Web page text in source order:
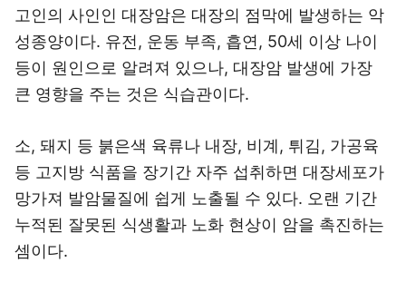
고인의 사인인 대장암은 대장의 점막에 발생하는 악
성종양이다. 유전, 운동 부족, 흡연, 50세 이상 나이
등이 원인으로 알려져 있으나, 대장암 발생에 가장
큰 영향을 주는 것은 식습관이다.
소, 돼지 등 붉은색 육류나 내장, 비계, 튀김, 가공육
등 고지방 식품을 장기간 자주 섭취하면 대장세포가
망가져 발암물질에 쉽게 노출될 수 있다. 오랜 기간
누적된 잘못된 식생활과 노화 현상이 암을 촉진하는
셈이다.